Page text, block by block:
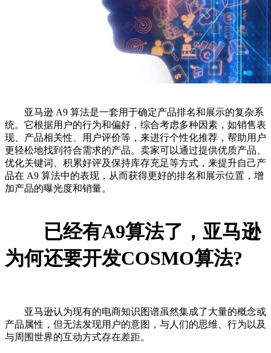
亚马逊 A9 算法是一套用于确定产品排名和展示的复杂系
统。它根据用户的行为和偏好，综合考虑多种因素，如销售表
现、产品相关性、用户评价等，来进行个性化推荐，帮助用户
更轻松地找到符合需求的产品。卖家可以通过提供优质产品、
优化关键词、积累好评及保持库存充足等方式，来提升自己产
品在 A9 算法中的表现，从而获得更好的排名和展示位置，增
加产品的曝光度和销量。
已经有A9算法了，亚马逊
为何还要开发COSMO算法?
亚马逊认为现有的电商知识图谱虽然集成了大量的概念或
产品属性，但无法发现用户的意图，与人们的思维、行为以及
与周围世界的互动方式存在差距。